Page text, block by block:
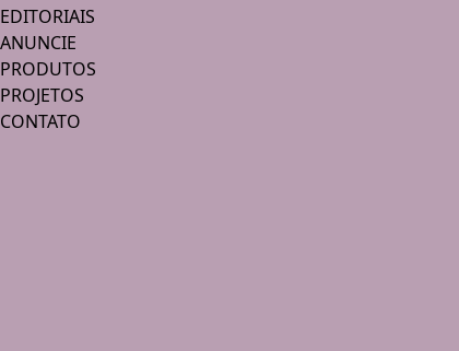
EDITORIAIS
ANUNCIE
PRODUTOS
PROJETOS
CONTATO